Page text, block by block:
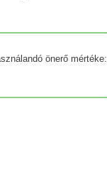
önerő mértéke: